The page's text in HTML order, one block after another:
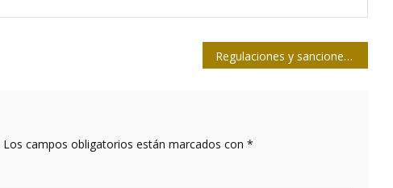
Regulaciones y sanciones vs. Cuba no han funcionado, no funcionan y no funcionarán
Los campos obligatorios están marcados con *